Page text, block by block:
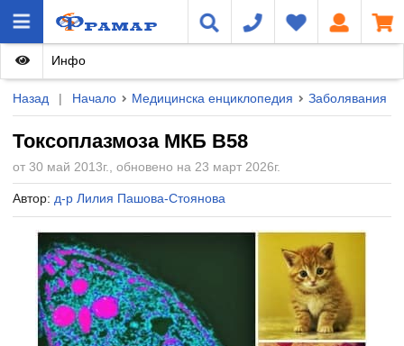
Назад | Начало Медицинска енциклопедия Заболявания
Токсоплазмоза МКБ B58
от 30 май 2013г., обновено на 23 март 2026г.
Автор: д-р Лилия Пашова-Стоянова
Инфо